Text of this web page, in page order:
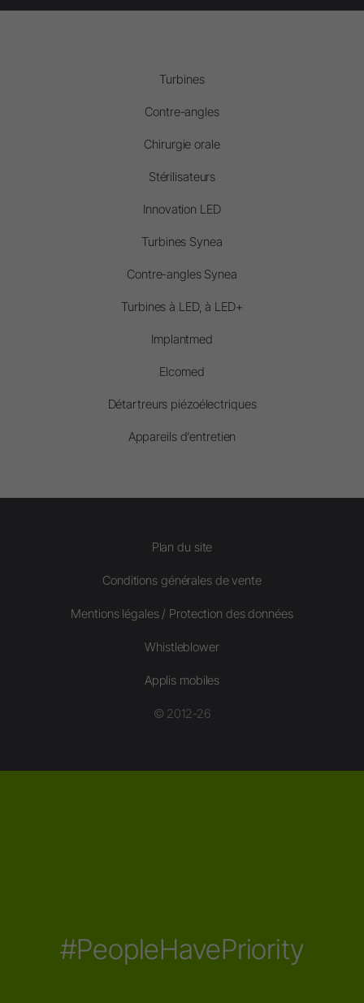
Turbines
Contre-angles
Chirurgie orale
Stérilisateurs
Innovation LED
Turbines Synea
Contre-angles Synea
Turbines à LED, à LED+
Implantmed
Elcomed
Détartreurs piézoélectriques
Appareils d’entretien
Plan du site
Conditions générales de vente
Mentions légales / Protection des données
Whistleblower
Applis mobiles
© 2012-26
#PeopleHavePriority